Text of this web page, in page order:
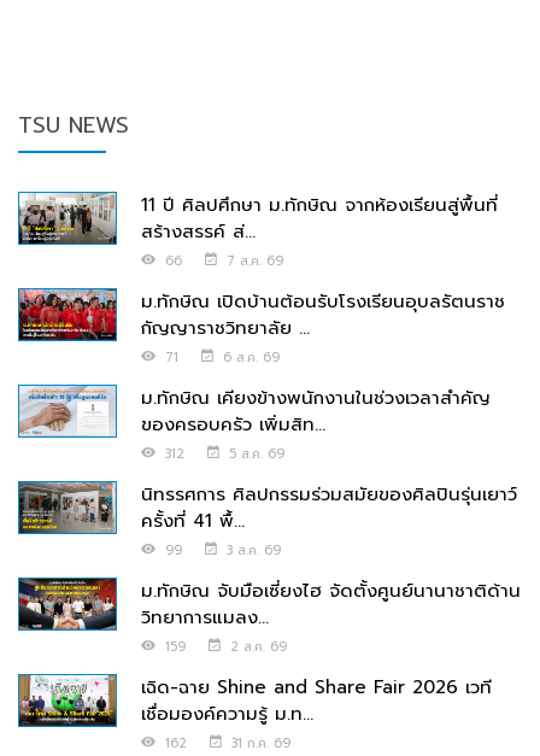
TSU NEWS
11 ปี ศิลปศึกษา ม.ทักษิณ จากห้องเรียนสู่พื้นที่
สร้างสรรค์ ส่...
66 7 ส.ค. 69
ม.ทักษิณ เปิดบ้านต้อนรับโรงเรียนอุบลรัตนราช
กัญญาราชวิทยาลัย ...
71 6 ส.ค. 69
ม.ทักษิณ เคียงข้างพนักงานในช่วงเวลาสำคัญ
ของครอบครัว เพิ่มสิท...
312 5 ส.ค. 69
นิทรรศการ ศิลปกรรมร่วมสมัยของศิลปินรุ่นเยาว์
ครั้งที่ 41 พื้...
99 3 ส.ค. 69
ม.ทักษิณ จับมือเซี่ยงไฮ จัดตั้งศูนย์นานาชาติด้าน
วิทยาการแมลง...
159 2 ส.ค. 69
เฉิด-ฉาย Shine and Share Fair 2026 เวที
เชื่อมองค์ความรู้ ม.ท...
162 31 ก.ค. 69